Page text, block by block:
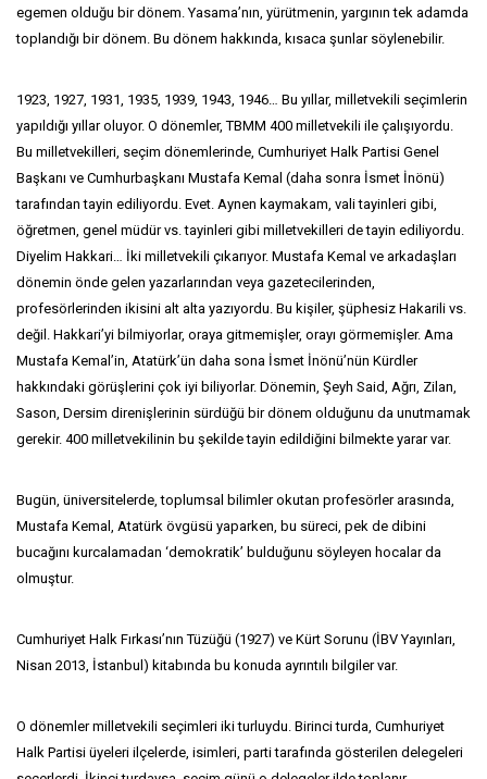
egemen olduğu bir dönem. Yasama’nın, yürütmenin, yargının tek adamda
toplandığı bir dönem. Bu dönem hakkında, kısaca şunlar söylenebilir.
1923, 1927, 1931, 1935, 1939, 1943, 1946… Bu yıllar, milletvekili seçimlerin
yapıldığı yıllar oluyor. O dönemler, TBMM 400 milletvekili ile çalışıyordu.
Bu milletvekilleri, seçim dönemlerinde, Cumhuriyet Halk Partisi Genel
Başkanı ve Cumhurbaşkanı Mustafa Kemal (daha sonra İsmet İnönü)
tarafından tayin ediliyordu. Evet. Aynen kaymakam, vali tayinleri gibi,
öğretmen, genel müdür vs. tayinleri gibi milletvekilleri de tayin ediliyordu.
Diyelim Hakkari… İki milletvekili çıkarıyor. Mustafa Kemal ve arkadaşları
dönemin önde gelen yazarlarından veya gazetecilerinden,
profesörlerinden ikisini alt alta yazıyordu. Bu kişiler, şüphesiz Hakarili vs.
değil. Hakkari’yi bilmiyorlar, oraya gitmemişler, orayı görmemişler. Ama
Mustafa Kemal’in, Atatürk’ün daha sona İsmet İnönü’nün Kürdler
hakkındaki görüşlerini çok iyi biliyorlar. Dönemin, Şeyh Said, Ağrı, Zilan,
Sason, Dersim direnişlerinin sürdüğü bir dönem olduğunu da unutmamak
gerekir. 400 milletvekilinin bu şekilde tayin edildiğini bilmekte yarar var.
Bugün, üniversitelerde, toplumsal bilimler okutan profesörler arasında,
Mustafa Kemal, Atatürk övgüsü yaparken, bu süreci, pek de dibini
bucağını kurcalamadan ‘demokratik’ bulduğunu söyleyen hocalar da
olmuştur.
Cumhuriyet Halk Fırkası’nın Tüzüğü (1927) ve Kürt Sorunu (İBV Yayınları,
Nisan 2013, İstanbul) kitabında bu konuda ayrıntılı bilgiler var.
O dönemler milletvekili seçimleri iki turluydu. Birinci turda, Cumhuriyet
Halk Partisi üyeleri ilçelerde, isimleri, parti tarafında gösterilen delegeleri